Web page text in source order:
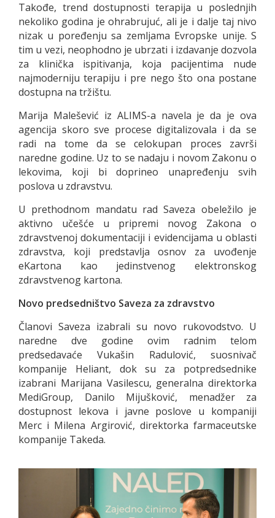
Takođe, trend dostupnosti terapija u poslednjih
nekoliko godina je ohrabrujuć, ali je i dalje taj nivo
nizak u poređenju sa zemljama Evropske unije. S
tim u vezi, neophodno je ubrzati i izdavanje dozvola
za klinička ispitivanja, koja pacijentima nude
najmoderniju terapiju i pre nego što ona postane
dostupna na tržištu.
Marija Malešević iz ALIMS-a navela je da je ova
agencija skoro sve procese digitalizovala i da se
radi na tome da se celokupan proces završi
naredne godine. Uz to se nadaju i novom Zakonu o
lekovima, koji bi doprineo unapređenju svih
poslova u zdravstvu.
U prethodnom mandatu rad Saveza obeležilo je
aktivno učešće u pripremi novog Zakona o
zdravstvenoj dokumentaciji i evidencijama u oblasti
zdravstva, koji predstavlja osnov za uvođenje
eKartona kao jedinstvenog elektronskog
zdravstvenog kartona.
Novo predsedništvo Saveza za zdravstvo
Članovi Saveza izabrali su novo rukovodstvo. U
naredne dve godine ovim radnim telom
predsedavaće Vukašin Radulović, suosnivač
kompanije Heliant, dok su za potpredsednike
izabrani Marijana Vasilescu, generalna direktorka
MediGroup, Danilo Mijušković, menadžer za
dostupnost lekova i javne poslove u kompaniji
Merc i Milena Argirović, direktorka farmaceutske
kompanije Takeda.